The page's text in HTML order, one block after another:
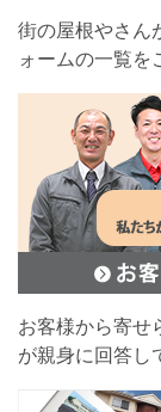
街の屋根やさん
ォームの一覧を
お客様から寄せ
が親身に回答し